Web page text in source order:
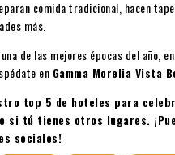
comida tradicional, hacen
más.
de las mejores épocas del año,
en Gamma Morelia Vista
top 5 de hoteles para
si tú tienes otros lugares.
sociales!